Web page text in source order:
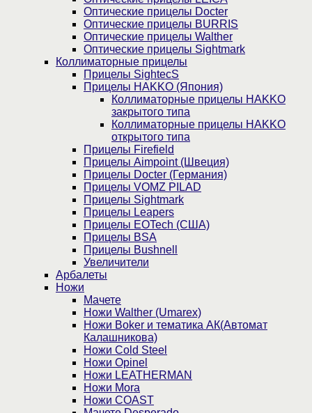
Оптические прицелы Docter
Оптические прицелы BURRIS
Оптические прицелы Walther
Оптические прицелы Sightmark
Коллиматорные прицелы
Прицелы SightecS
Прицелы HAKKO (Япония)
Коллиматорные прицелы HAKKO
закрытого типа
Коллиматорные прицелы HAKKO
открытого типа
Прицелы Firefield
Прицелы Aimpoint (Швеция)
Прицелы Docter (Германия)
Прицелы VOMZ PILAD
Прицелы Sightmark
Прицелы Leapers
Прицелы EOTech (США)
Прицелы BSA
Прицелы Bushnell
Увеличители
Арбалеты
Ножи
Мачете
Ножи Walther (Umarex)
Ножи Boker и тематика АК(Автомат
Калашникова)
Ножи Cold Steel
Ножи Opinel
Ножи LEATHERMAN
Ножи Mora
Ножи COAST